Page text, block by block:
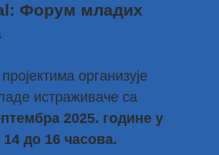
Форум младих
организује
истраживаче са
2025. године у
до 16 часова.